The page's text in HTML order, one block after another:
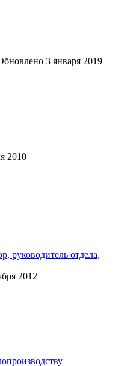
3 января 2019
2010
руководитель отдела,
2012